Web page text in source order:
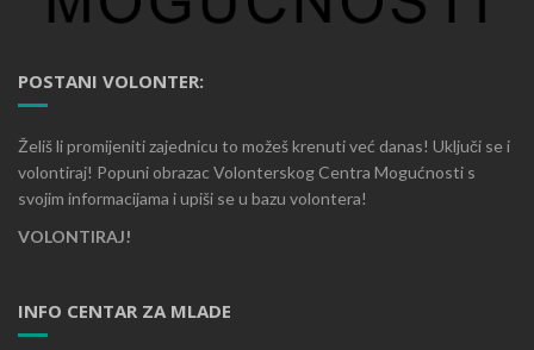
POSTANI VOLONTER:
Želiš li promijeniti zajednicu to možeš krenuti već danas! Uključi se i
volontiraj! Popuni obrazac Volonterskog Centra Mogućnosti s
svojim informacijama i upiši se u bazu volontera!
VOLONTIRAJ!
INFO CENTAR ZA MLADE